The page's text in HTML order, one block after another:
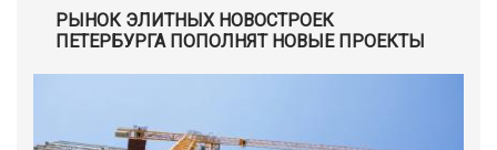
РЫНОК ЭЛИТНЫХ НОВОСТРОЕК
ПЕТЕРБУРГА ПОПОЛНЯТ НОВЫЕ ПРОЕКТЫ